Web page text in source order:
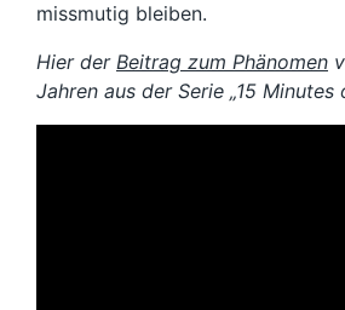
missmutig bleiben.
Hier der Beitrag zum Phänomen
Jahren aus der Serie „15 Minutes